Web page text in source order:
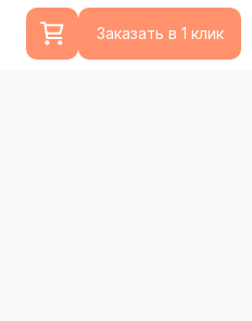
Заказать в 1 клик